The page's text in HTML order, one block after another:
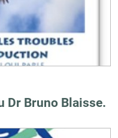
Dr Bruno Blaisse.